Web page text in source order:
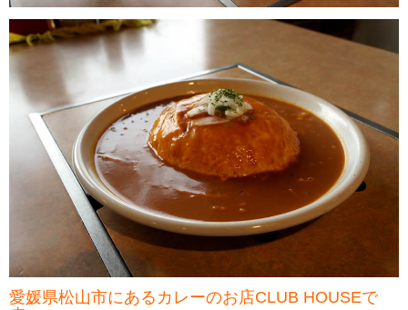
愛媛県松山市にあるカレーのお店CLUB HOUSEで